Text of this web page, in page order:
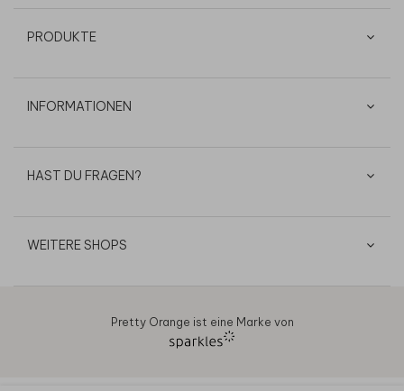
PRODUKTE
INFORMATIONEN
HAST DU FRAGEN?
WEITERE SHOPS
Pretty Orange ist eine Marke von